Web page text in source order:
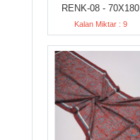
RENK-08 - 70X180
Kalan Miktar : 9